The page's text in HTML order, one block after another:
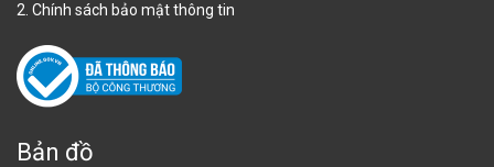
2. Chính sách bảo mật thông tin
Bản đồ